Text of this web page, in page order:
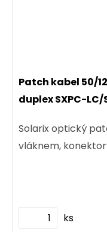
Patch kabel 50/
duplex SXPC-
Solarix optický
vláknem,
ks